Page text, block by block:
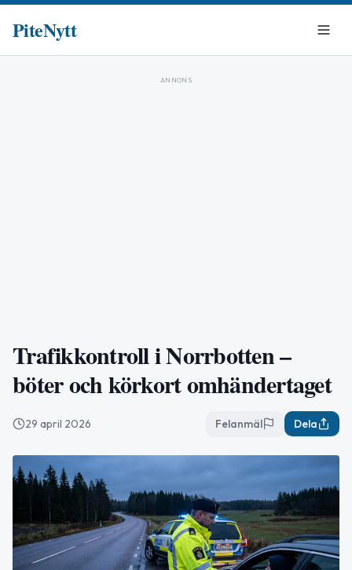
PiteNytt
ANNONS
Trafikkontroll i Norrbotten –
böter och körkort omhändertaget
29 april 2026 Felanmäl Dela